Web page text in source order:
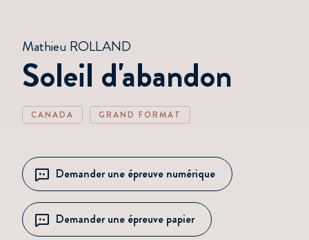
Mathieu ROLLAND
Soleil d'abandon
CANADA GRAND FORMAT
Demander une épreuve numérique
Demander une épreuve papier